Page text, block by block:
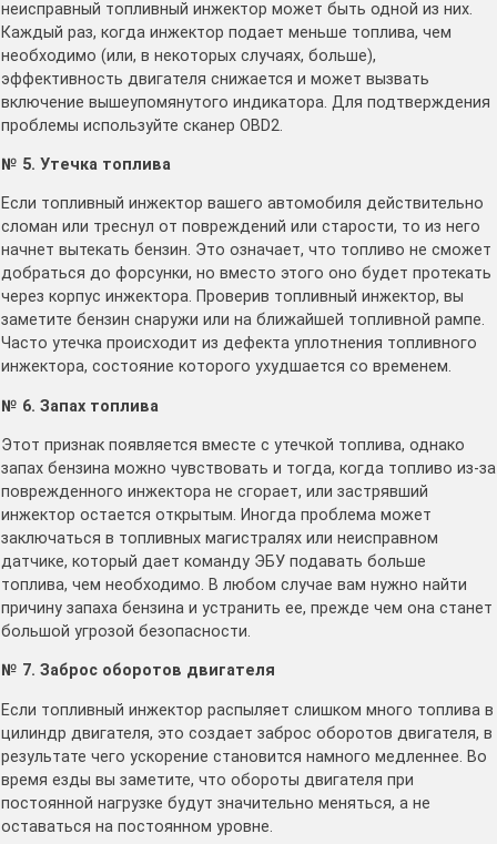
неисправный топливный инжектор может быть одной из них.
Каждый раз, когда инжектор подает меньше топлива, чем
необходимо (или, в некоторых случаях, больше),
эффективность двигателя снижается и может вызвать
включение вышеупомянутого индикатора. Для подтверждения
проблемы используйте сканер OBD2.
№ 5. Утечка топлива
Если топливный инжектор вашего автомобиля действительно
сломан или треснул от повреждений или старости, то из него
начнет вытекать бензин. Это означает, что топливо не сможет
добраться до форсунки, но вместо этого оно будет протекать
через корпус инжектора. Проверив топливный инжектор, вы
заметите бензин снаружи или на ближайшей топливной рампе.
Часто утечка происходит из дефекта уплотнения топливного
инжектора, состояние которого ухудшается со временем.
№ 6. Запах топлива
Этот признак появляется вместе с утечкой топлива, однако
запах бензина можно чувствовать и тогда, когда топливо из-за
поврежденного инжектора не сгорает, или застрявший
инжектор остается открытым. Иногда проблема может
заключаться в топливных магистралях или неисправном
датчике, который дает команду ЭБУ подавать больше
топлива, чем необходимо. В любом случае вам нужно найти
причину запаха бензина и устранить ее, прежде чем она станет
большой угрозой безопасности.
№ 7. Заброс оборотов двигателя
Если топливный инжектор распыляет слишком много топлива в
цилиндр двигателя, это создает заброс оборотов двигателя, в
результате чего ускорение становится намного медленнее. Во
время езды вы заметите, что обороты двигателя при
постоянной нагрузке будут значительно меняться, а не
оставаться на постоянном уровне.